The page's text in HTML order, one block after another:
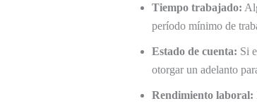
Tiempo trabajado:
período mínimo de
Estado de cuenta: Si
otorgar un adelanto
Rendimiento laboral: